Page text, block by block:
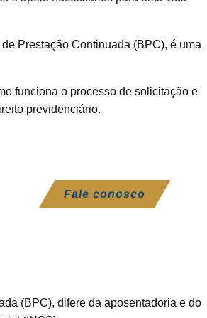
Prestação Continuada (BPC), é uma
funciona o processo de solicitação e
previdenciário.
Fale conosco
(BPC), difere da aposentadoria e do